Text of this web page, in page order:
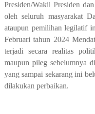
Presiden/Wakil Presiden
oleh seluruh masyarakat
ataupun pemilihan legilatif
Februari tahun 2024
terjadi secara realitas
maupun pileg sebelumnya
yang sampai sekarang ini
dilakukan perbaikan.